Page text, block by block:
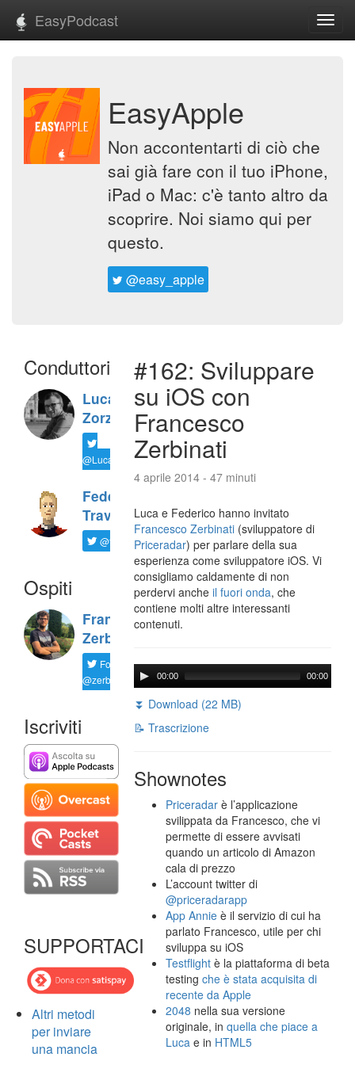
EasyPodcast
EasyApple
Non accontentarti di ciò che
sai già fare con il tuo iPhone,
iPad o Mac: c'è tanto altro da
scoprire. Noi siamo qui per
questo.
@easy_apple
Conduttori
Luca
Zorzi
@LucaTNT
Federico
Travaini
@ftrava
Ospiti
Francesco
Zerbinati
Follow
@zerbfra
Iscriviti
SUPPORTACI
Altri metodi
per inviare
una mancia
#162: Sviluppare
su iOS con
Francesco
Zerbinati
4 aprile 2014 - 47 minuti
Luca e Federico hanno invitato
Francesco Zerbinati (sviluppatore di
Priceradar) per parlare della sua
esperienza come sviluppatore iOS. Vi
consigliamo caldamente di non
perdervi ancheil fuori onda, che
contiene molti altre interessanti
contenuti.
00:00 00:00
⏬ Download (22 MB)
📝 Trascrizione
Shownotes
Priceradar è l’applicazione
svilippata da Francesco, che vi
permette di essere avvisati
quando un articolo di Amazon
cala di prezzo
L’account twitter di
@priceradarapp
App Annie è il servizio di cui ha
parlato Francesco, utile per chi
sviluppa su iOS
Testflight è la piattaforma di beta
testingche è stata acquisita di
recente da Apple
2048 nella sua versione
originale, inquella che piace a
Luca e in HTML5